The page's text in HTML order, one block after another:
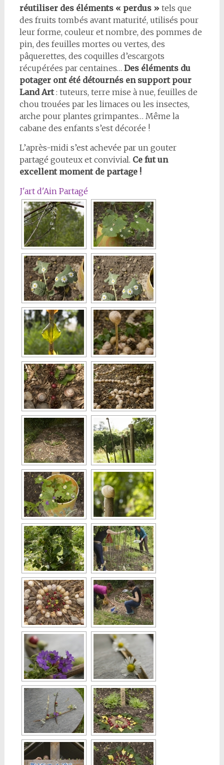
réutiliser des éléments « perdus »tels que
des fruits tombés avant maturité, utilisés pour
leur forme, couleur et nombre, des pommes de
pin, des feuilles mortes ou vertes, des
pâquerettes, des coquilles d’escargots
récupérées par centaines… Des éléments du
potager ont été détournés en support pour
Land Art: tuteurs, terre mise à nue, feuilles de
chou trouées par les limaces ou les insectes,
arche pour plantes grimpantes… Même la
cabane des enfants s’est décorée !
L’après-midi s’est achevée par un gouter
partagé gouteux et convivial. Ce fut un
excellent moment de partage !
J'art d'Ain Partagé